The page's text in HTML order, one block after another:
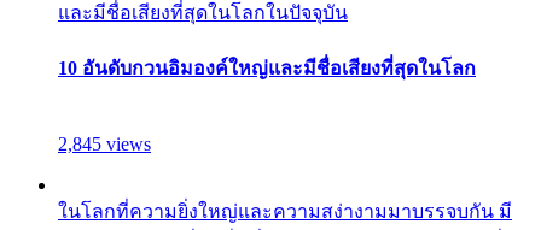
และมีชื่อเสียงที่สุดในโลกในปัจจุบัน
10 อันดับกวนอิมองค์ใหญ่และมีชื่อเสียงที่สุดในโลก
2,845 views
ในโลกที่ความยิ่งใหญ่และความสง่างามมาบรรจบกัน มี